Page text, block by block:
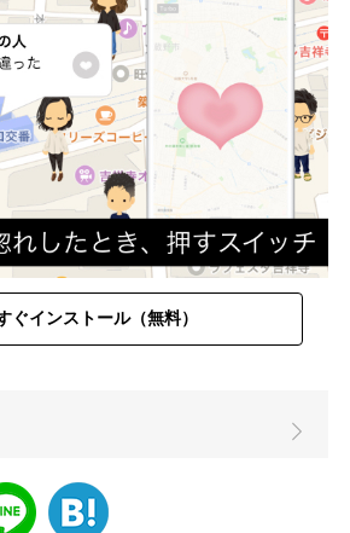
ぐインストール（無料）